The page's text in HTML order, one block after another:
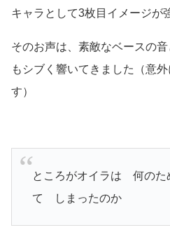
キャラとして3枚目イメージが
そのお声は、素敵なベースの
もシブく響いてきました
（意
す）
ところがオイラは 何の
て しまったのか